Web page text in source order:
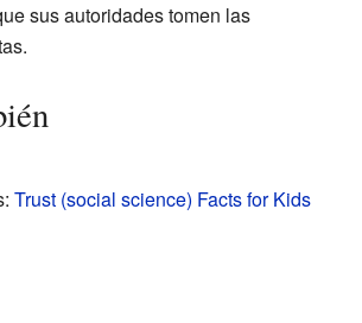
sus autoridades tomen las
Trust (social science) Facts for Kids